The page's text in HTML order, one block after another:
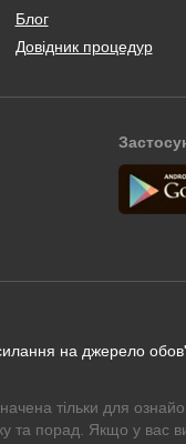
Блог
Довідник процедур
на джерело
тільки для
та порад. Якщо у вас